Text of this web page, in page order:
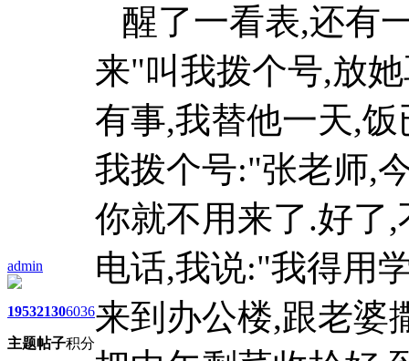
admin
1953
主题
2130
帖子
6036
积分
醒了一看表,还有
来"叫我拨个号,放
有事,我替他一天,
我拨个号:"张老师,
你就不用来了.好了
电话,我说:"我得用
来到办公楼,跟老婆